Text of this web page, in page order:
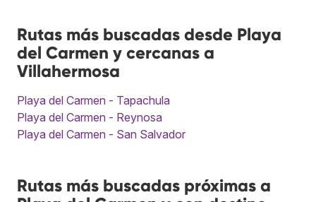
Rutas más buscadas desde Playa
del Carmen y cercanas a
Villahermosa
Playa del Carmen - Tapachula
Playa del Carmen - Reynosa
Playa del Carmen - San Salvador
Rutas más buscadas próximas a